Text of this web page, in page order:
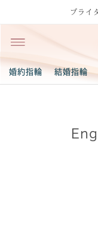
ブライ
婚約指輪 結婚指輪